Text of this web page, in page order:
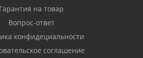
Гарантия на товар
Вопрос-ответ
конфидециальности
соглашение